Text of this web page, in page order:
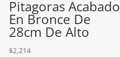
Pitagoras Acabado
En Bronce De
28cm De Alto
$2,214